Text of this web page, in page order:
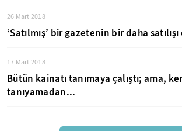
26 Mart 2018
‘Satılmış’ bir gazetenin bir daha
17 Mart 2018
Bütün kainatı tanımaya çalıştı; ama,
tanıyamadan...